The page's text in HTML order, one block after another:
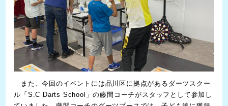
また、今回のイベントには品川区に拠点があるダーツスクー
ル「S.C Darts School」の藤間コーチがスタッフとして参加し